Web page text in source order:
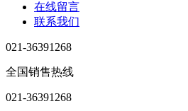
在线留言
联系我们
021-36391268
全国销售热线
021-36391268